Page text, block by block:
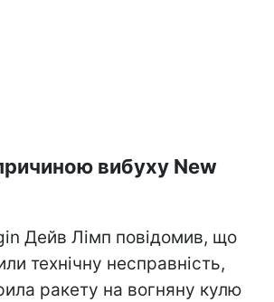
вибуху New
Дейв Лімп повідомив, що
технічну несправність,
ракету на вогняну кулю